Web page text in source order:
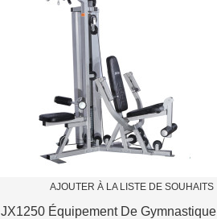
AJOUTER À LA LISTE DE SOUHAITS
JX1250 Équipement De Gymnastique